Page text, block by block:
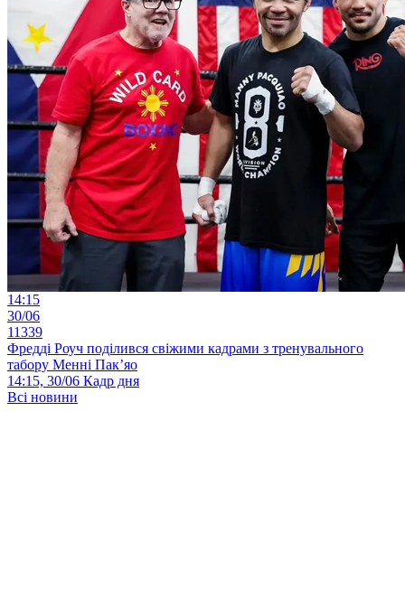
14:15
30/06
11339
Фредді Роуч поділився свіжими кадрами з тренувального
табору Менні Пак’яо
14:15, 30/06 Кадр дня
Всі новини